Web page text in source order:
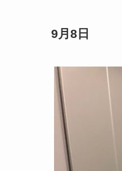
9月8日